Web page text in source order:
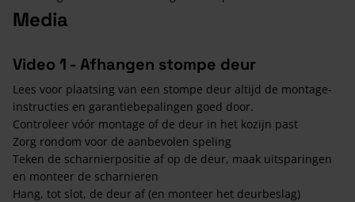
Media
Video 1 - Afhangen stompe deur
Lees voor plaatsing van een stompe deur altijd de montage-
instructies en garantiebepalingen goed door.
Controleer vóór montage of de deur in het kozijn past
Zorg rondom voor de aanbevolen speling
Teken de scharnierpositie af op de deur, maak uitsparingen
en monteer de scharnieren
Hang, tot slot, de deur af (en monteer het deurbeslag)